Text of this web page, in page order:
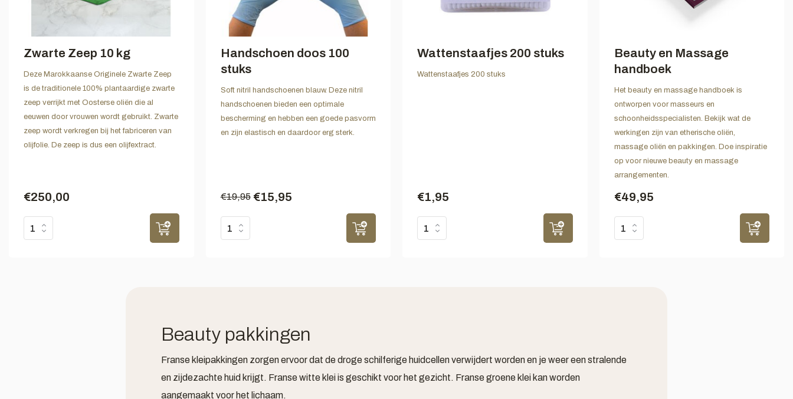
Zwarte Zeep 10 kg
Deze Marokkaanse Originele Zwarte Zeep
is de traditionele 100% plantaardige zwarte
zeep verrijkt met Oosterse oliën die al
eeuwen door vrouwen wordt gebruikt. Zwarte
zeep wordt verkregen bij het fabriceren van
olijfolie. De zeep is dus een olijfextract.
€250,00
Handschoen doos 100
stuks
Soft nitril handschoenen blauw. Deze nitril
handschoenen bieden een optimale
bescherming en hebben een goede pasvorm
en zijn elastisch en daardoor erg sterk.
€19,95 €15,95
Wattenstaafjes 200 stuks
Wattenstaafjes 200 stuks
€1,95
Beauty en Massage
handboek
Het beauty en massage handboek is
ontworpen voor masseurs en
schoonheidsspecialisten. Bekijk wat de
werkingen zijn van etherische oliën,
massage oliën en pakkingen. Doe inspiratie
op voor nieuwe beauty en massage
arrangementen.
€49,95
Beauty pakkingen
Franse kleipakkingen zorgen ervoor dat de droge schilferige huidcellen verwijdert worden en je weer een stralende
en zijdezachte huid krijgt. Franse witte klei is geschikt voor het gezicht. Franse groene klei kan worden
aangemaakt voor het lichaam.